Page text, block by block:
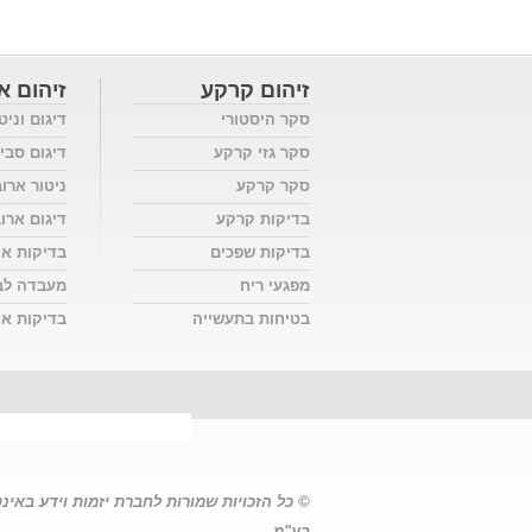
זיהום קרקע
סקר היסטורי
סקר גזי קרקע
סקר קרקע
בדיקות קרקע
בדיקות שפכים
מפגעי ריח
בטיחות בתעשייה
זיהום
דיגום
דיגום
ניטור
דיגום
בדיקות
מעבדה
בדיקות
© כל הזכויות שמורות לחברת יזמות וידע